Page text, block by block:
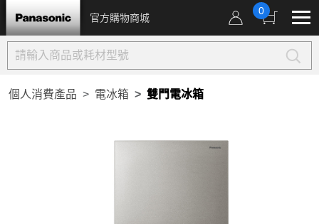
官方購物商城
0
個人消費產品 電冰箱 雙門電冰箱